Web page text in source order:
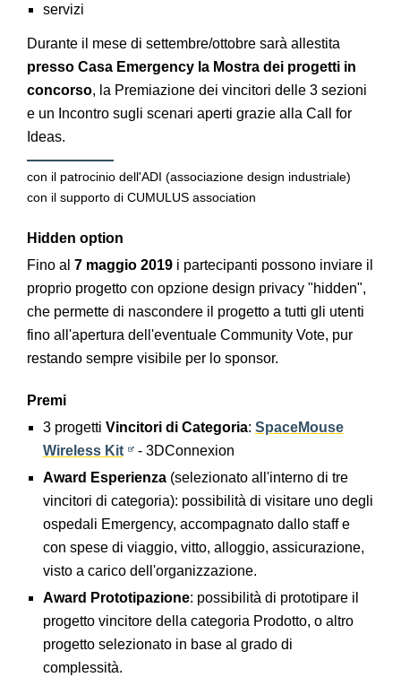
servizi
Durante il mese di settembre/ottobre sarà allestita
presso Casa Emergency la Mostra dei progetti in
concorso, la Premiazione dei vincitori delle 3 sezioni
e un Incontro sugli scenari aperti grazie alla Call for
Ideas.
con il patrocinio dell'ADI (associazione design industriale)
con il supporto di CUMULUS association
Hidden option
Fino al 7 maggio 2019 i partecipanti possono inviare il
proprio progetto con opzione design privacy "hidden",
che permette di nascondere il progetto a tutti gli utenti
fino all'apertura dell'eventuale Community Vote, pur
restando sempre visibile per lo sponsor.
Premi
3 progetti Vincitori di Categoria: SpaceMouse
Wireless Kit
- 3DConnexion
Award Esperienza(selezionato all'interno di tre
vincitori di categoria): possibilità di visitare uno degli
ospedali Emergency, accompagnato dallo staff e
con spese di viaggio, vitto, alloggio, assicurazione,
visto a carico dell'organizzazione.
Award Prototipazione: possibilità di prototipare il
progetto vincitore della categoria Prodotto, o altro
progetto selezionato in base al grado di
complessità.